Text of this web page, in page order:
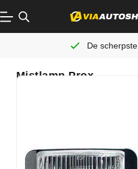
De scherpste
Mistlamp Prox